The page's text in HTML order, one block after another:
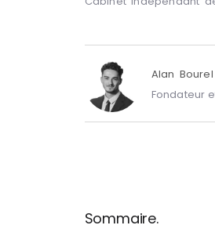
Alan Bourel
Fondateur
Sommaire.